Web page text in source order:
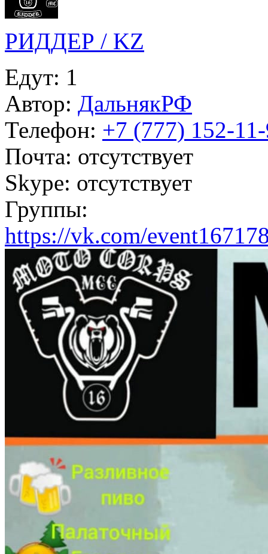
РИДДЕР / KZ
Едут: 1
Автор: ДальнякРФ
Телефон: +7 (777) 152-
Почта: отсутствует
Skype: отсутствует
Группы:
https://vk.com/